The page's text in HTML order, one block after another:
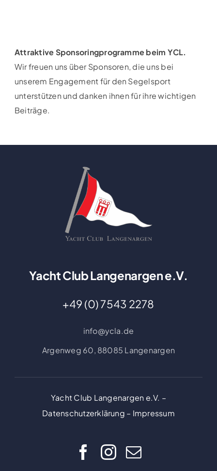
Attraktive Sponsoringprogramme beim YCL.
Wir freuen uns über Sponsoren, die uns bei
unserem Engagement für den Segelsport
unterstützen und danken ihnen für ihre wichtigen
Beiträge.
Yacht Club Langenargen e.V.
+49 (0) 7543 2278
info@ycla.de
Argenweg 60, 88085 Langenargen
Yacht Club Langenargen e.V. –
Datenschutzerklärung – Impressum